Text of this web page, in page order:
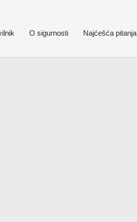
O sigurnosti Najćešća pitanja